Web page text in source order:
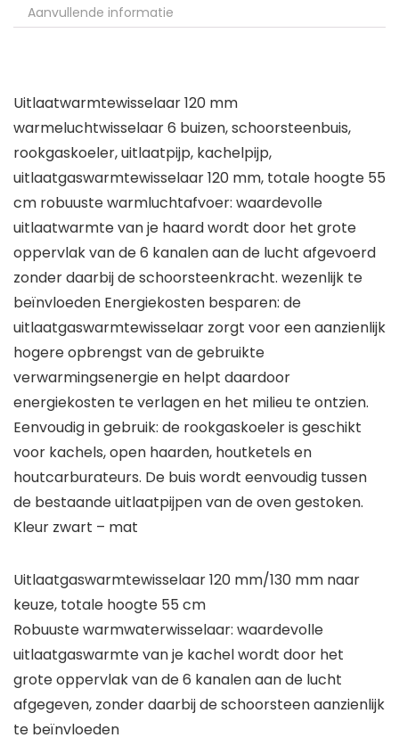
Aanvullende informatie
Uitlaatwarmtewisselaar 120 mm
warmeluchtwisselaar 6 buizen, schoorsteenbuis,
rookgaskoeler, uitlaatpijp, kachelpijp,
uitlaatgaswarmtewisselaar 120 mm, totale hoogte 55
cm robuuste warmluchtafvoer: waardevolle
uitlaatwarmte van je haard wordt door het grote
oppervlak van de 6 kanalen aan de lucht afgevoerd
zonder daarbij de schoorsteenkracht. wezenlijk te
beïnvloeden Energiekosten besparen: de
uitlaatgaswarmtewisselaar zorgt voor een aanzienlijk
hogere opbrengst van de gebruikte
verwarmingsenergie en helpt daardoor
energiekosten te verlagen en het milieu te ontzien.
Eenvoudig in gebruik: de rookgaskoeler is geschikt
voor kachels, open haarden, houtketels en
houtcarburateurs. De buis wordt eenvoudig tussen
de bestaande uitlaatpijpen van de oven gestoken.
Kleur zwart – mat
Uitlaatgaswarmtewisselaar 120 mm/130 mm naar
keuze, totale hoogte 55 cm
Robuuste warmwaterwisselaar: waardevolle
uitlaatgaswarmte van je kachel wordt door het
grote oppervlak van de 6 kanalen aan de lucht
afgegeven, zonder daarbij de schoorsteen aanzienlijk
te beïnvloeden